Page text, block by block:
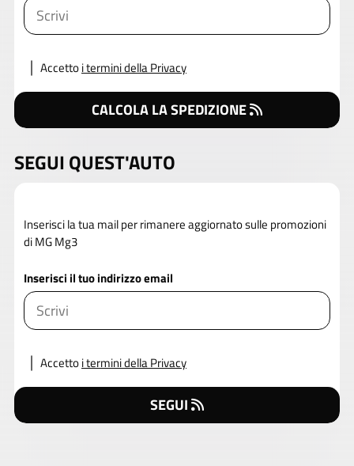
Accettoi termini della Privacy
CALCOLA LA SPEDIZIONE
SEGUI QUEST'AUTO
Inserisci la tua mail per rimanere aggiornato sulle promozioni
di MG Mg3
Inserisci il tuo indirizzo email
Accettoi termini della Privacy
SEGUI